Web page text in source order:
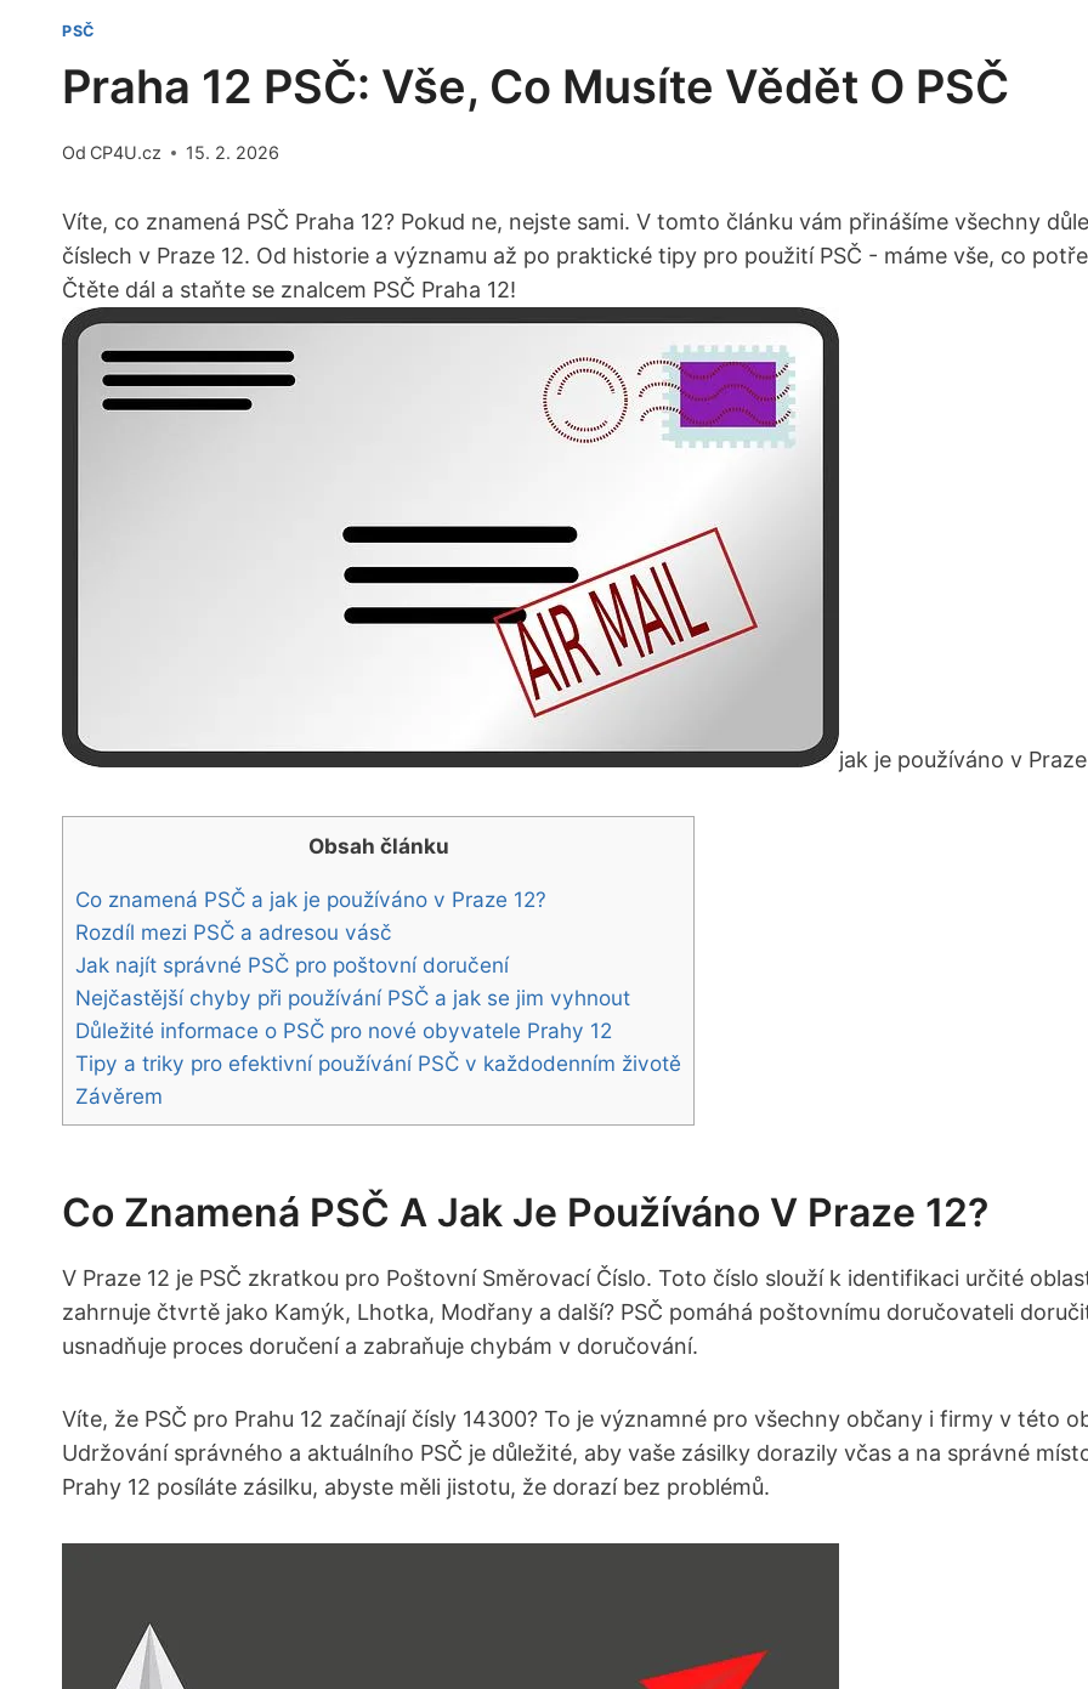
PSČ
Praha 12 PSČ: Vše, Co Musíte Vědět O PSČ
Od CP4U.cz 15. 2. 2026
Víte, co ‍znamená ⁢PSČ ‍Praha 12? Pokud‌ ne,​ nejste sami. V‍ tomto článku‍ vám ⁤přinášíme všechny
⁣číslech v Praze 12. Od historie⁢ a významu ‍až po praktické⁣ tipy pro použití ⁢PSČ -‌ máme​ vše, co
Čtěte‍ dál ‍a staňte se znalcem‍ PSČ Praha‍ 12!
jak je používáno v ‍Praze
Obsah článku
Co znamená PSČ a jak je používáno ‌v Praze⁤ 12?
Rozdíl ‌mezi PSČ⁣ a ⁣adresou ⁣vásč
Jak najít správné ​PSČ pro⁤ poštovní doručení
Nejčastější chyby při⁢ používání PSČ a ⁢jak se jim‌ vyhnout
Důležité‌ informace o PSČ ⁢pro nové‍ obyvatele‍ Prahy⁢ 12
Tipy a triky pro efektivní používání PSČ⁣ v každodenním životě
Závěrem
Co Znamená PSČ A Jak Je Používáno ‌v Praze⁤ 12?
V Praze 12 je PSČ zkratkou pro Poštovní Směrovací ​Číslo. Toto číslo slouží k identifikaci určité
zahrnuje čtvrtě ⁢jako Kamýk, Lhotka, Modřany a další? ⁢PSČ ⁢pomáhá​ poštovnímu doručovateli
⁢usnadňuje proces doručení a ⁢zabraňuje ⁣chybám ‍v doručování.
Víte, že PSČ pro Prahu 12 začínají ​čísly 14300? To je ⁤významné pro všechny občany‍ i firmy v‌ této
Udržování správného a aktuálního PSČ je důležité, aby ​vaše zásilky‌ dorazily‌ včas‍ a na⁤ správné
Prahy 12 posíláte zásilku, abyste ​měli ​jistotu, že dorazí bez ‌problémů.